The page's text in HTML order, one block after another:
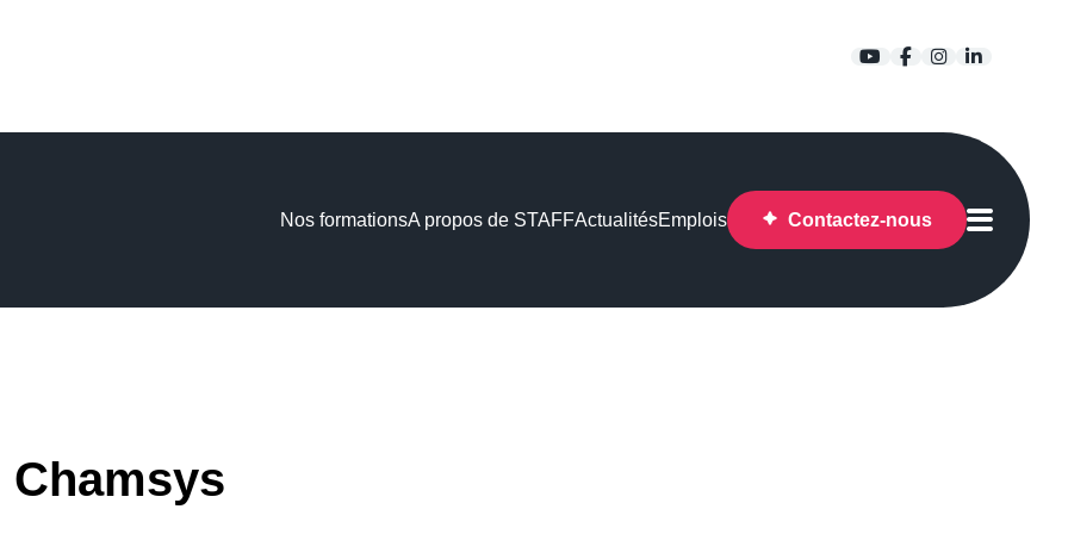
YouTube
Facebook
Instagram
LinkedIn
Nos formationsA propos de STAFFActualitésEmplois Contactez-nous
Chamsys